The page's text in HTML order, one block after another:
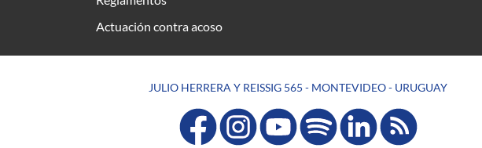
Actuación contra acoso
JULIO HERRERA Y REISSIG 565 - MONTEVIDEO - URUGUAY